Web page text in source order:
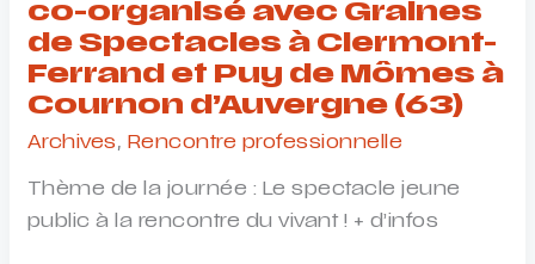
Paris-
Villette,
le
Génération
–
co-organisé avec Graines
de Spectacles à Clermont-
Ferrand et Puy de Mômes à
Cournon d’Auvergne (63)
Archives , Rencontre professionnelle
Thème de la journée : Le spectacle jeune
public à la rencontre du vivant ! + d’infos